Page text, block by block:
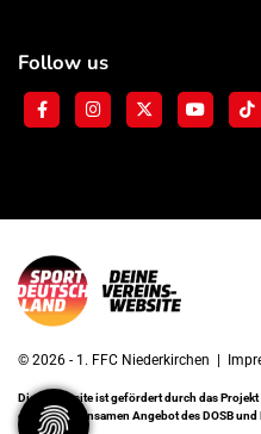
Follow us
© 2026 - 1. FFC Niederkirchen |
Diese Website ist gefördert durch das Projekt
einem gemeinsamen Angebot des DOSB und